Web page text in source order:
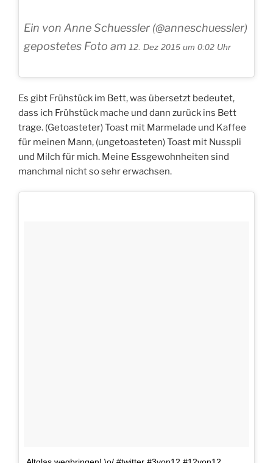
Ein von Anne Schuessler (@anneschuessler)
gepostetes Foto am 12. Dez 2015 um 0:02 Uhr
Es gibt Frühstück im Bett, was übersetzt bedeutet,
dass ich Frühstück mache und dann zurück ins Bett
trage. (Getoasteter) Toast mit Marmelade und Kaffee
für meinen Mann, (ungetoasteten) Toast mit Nusspli
und Milch für mich. Meine Essgewohnheiten sind
manchmal nicht so sehr erwachsen.